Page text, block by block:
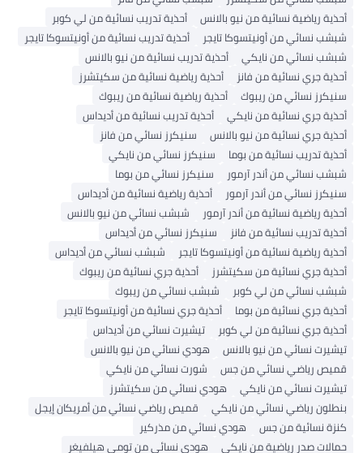
أحذية رياضية نسائية من نيو بالانس
أحذية تدريب نسائية من لي كوبر
شبشب نسائي من أونيتسوكا تايجر
أحذية تدريب نسائية من أونيتسوكا تايجر
شبشب نسائي من نايكي
أحذية تدريب نسائية من نيو بالانس
أحذية جري نسائية من فانز
أحذية رياضية نسائية من سكيتشرز
سنيكرز نسائي من ريبوك
أحذية رياضية نسائية من ريبوك
أحذية جري نسائية من نايكي
أحذية تدريب نسائية من أديداس
أحذية جري نسائية من نيو بالانس
سنيكرز نسائي من فانز
أحذية تدريب نسائية من بوما
سنيكرز نسائي من نايكي
شبشب نسائي من أندر آرمور
سنيكرز نسائي من بوما
سنيكرز نسائي من أندر آرمور
أحذية رياضية نسائية من أديداس
أحذية رياضية نسائية من أندر آرمور
شبشب نسائي من نيو بالانس
أحذية تدريب نسائية من فانز
سنيكرز نسائي من أديداس
أحذية رياضية نسائية من أونيتسوكا تايجر
شبشب نسائي من أديداس
أحذية جري نسائية من سكيتشرز
أحذية جري نسائية من ريبوك
شبشب نسائي من لي كوبر
شبشب نسائي من ريبوك
أحذية جري نسائية من بوما
أحذية جري نسائية من أونيتسوكا تايجر
أحذية جري نسائية من لي كوبر
تيشيرت نسائي من أديداس
تيشيرت نسائي من نيو بالانس
هودي نسائي من نيو بالانس
قميص رياضي نسائي من جس
شورت نسائي من نايكي
تيشيرت نسائي من نايكي
هودي نسائي من سكيتشرز
بنطلون رياضي نسائي من نايكي
قميص رياضي نسائي من أمريكان إيجل
كنزة نسائية من جس
هودي نسائي من مذركير
حمالات صدر رياضية من نايكي
هودي نسائي من تومي هيلفيغر